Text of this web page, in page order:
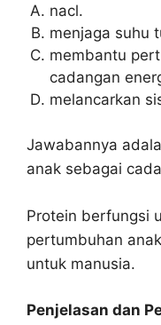
nacl.
menjaga suhu
membantu
cadangan
melancarkan
Jawabannya
anak sebagai
Protein berfungsi
pertumbuhan
untuk manusia.
Penjelasan dan